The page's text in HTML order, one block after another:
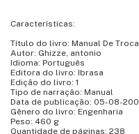
Características:
Título do livro: Manual De
Autor: Ghizze, antonio
Idioma: Português
Editora do livro: Ibrasa
Edição do livro: 1
Tipo de narração: Manual
Data de publicação: 05-08-
Gênero do livro: Engenharia
Peso: 460 g
Quantidade de páginas: 238